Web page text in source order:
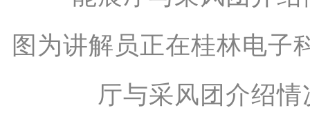
图为讲解员正在桂林电子
厅与采风团介绍